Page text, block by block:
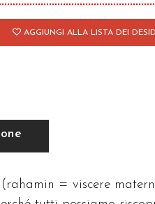
AGGIUNGI ALLA LISTA DEI
= viscere